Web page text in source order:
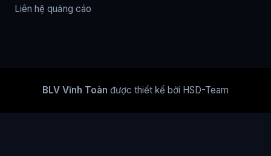
Liên hệ quảng cáo
BLV Vĩnh Toàn được thiết kế bởi HSD-Team